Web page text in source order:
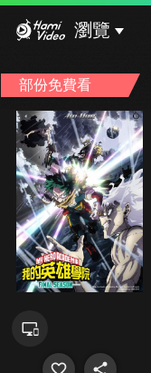
瀏覽
部份免費看